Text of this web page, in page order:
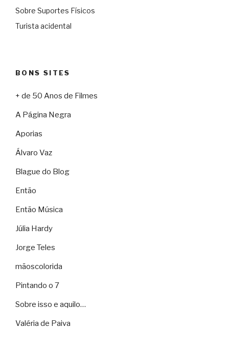
Sobre Suportes Físicos
Turista acidental
BONS SITES
+ de 50 Anos de Filmes
A Página Negra
Aporias
Álvaro Vaz
Blague do Blog
Então
Então Música
Júlia Hardy
Jorge Teles
mãoscolorida
Pintando o 7
Sobre isso e aquilo…
Valéria de Paiva